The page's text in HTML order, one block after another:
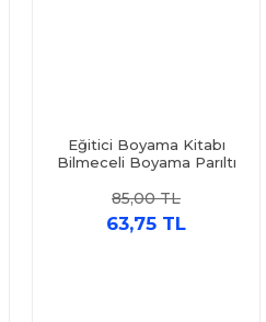
Eğitici Boyama Kitabı
Bilmeceli Boyama Parıltı
85,00 TL
63,75 TL